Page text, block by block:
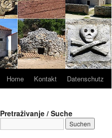
Home Kontakt Datenschutz
Pretraživanje / Suche